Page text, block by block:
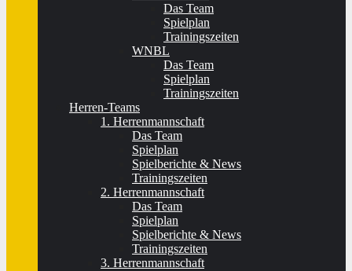
Das Team
Spielplan
Trainingszeiten
WNBL
Das Team
Spielplan
Trainingszeiten
Herren-Teams
1. Herrenmannschaft
Das Team
Spielplan
Spielberichte & News
Trainingszeiten
2. Herrenmannschaft
Das Team
Spielplan
Spielberichte & News
Trainingszeiten
3. Herrenmannschaft